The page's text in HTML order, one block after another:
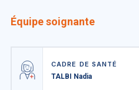
Équipe soignante
CADRE DE SANTÉ
TALBI Nadia